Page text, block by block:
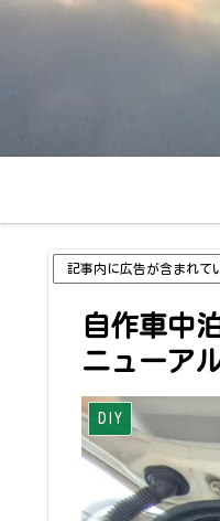
記事内に広告が含まれて
自作車中
ニューア
DIY